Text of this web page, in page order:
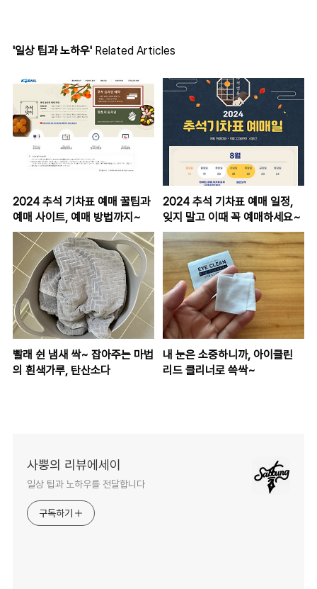
'일상 팁과 노하우' Related Articles
2024 추석 기차표 예매 꿀팁과
예매 사이트, 예매 방법까지~
2024 추석 기차표 예매 일정,
잊지 말고 이때 꼭 예매하세요~
빨래 쉰 냄새 싹~ 잡아주는 마법
의 흰색가루, 탄산소다
내 눈은 소중하니까, 아이클린
리드 클리너로 쓱싹~
사뿡의 리뷰에세이
일상 팁과 노하우를 전달합니다
구독하기